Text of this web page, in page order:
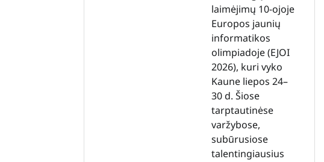
laimėjimų 10-ojoje
Europos jaunių
informatikos
olimpiadoje (EJOI
2026), kuri vyko
Kaune liepos 24–
30 d. Šiose
tarptautinėse
varžybose,
subūrusiose
talentingiausius